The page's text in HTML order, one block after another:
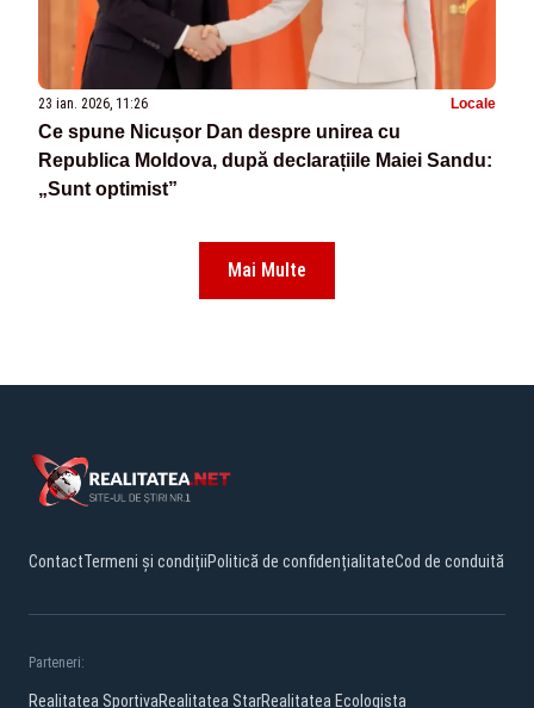
23 ian. 2026, 11:26 Locale
Ce spune Nicușor Dan despre unirea cu
Republica Moldova, după declarațiile Maiei Sandu:
„Sunt optimist”
Mai Multe
ContactTermeni și condițiiPolitică de confidențialitateCod de conduită
Parteneri:
Realitatea SportivaRealitatea StarRealitatea Ecologista